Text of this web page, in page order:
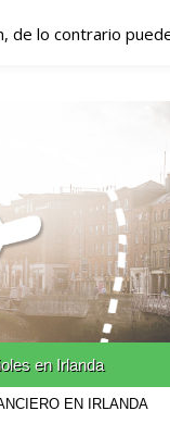
–
en Irlanda
EN IRLANDA
de lo contrario